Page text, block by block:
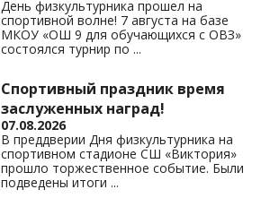
День физкультурника прошел на
спортивной волне! 7 августа на базе
МКОУ «ОШ 9 для обучающихся с ОВЗ»
состоялся турнир по ...
Спортивный праздник время
заслуженных наград!
07.08.2026
В преддверии Дня физкультурника на
спортивном стадионе СШ «Виктория»
прошло торжественное событие. Были
подведены итоги ...